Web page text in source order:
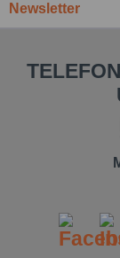
Ich habe
genommen.*
Newsletter